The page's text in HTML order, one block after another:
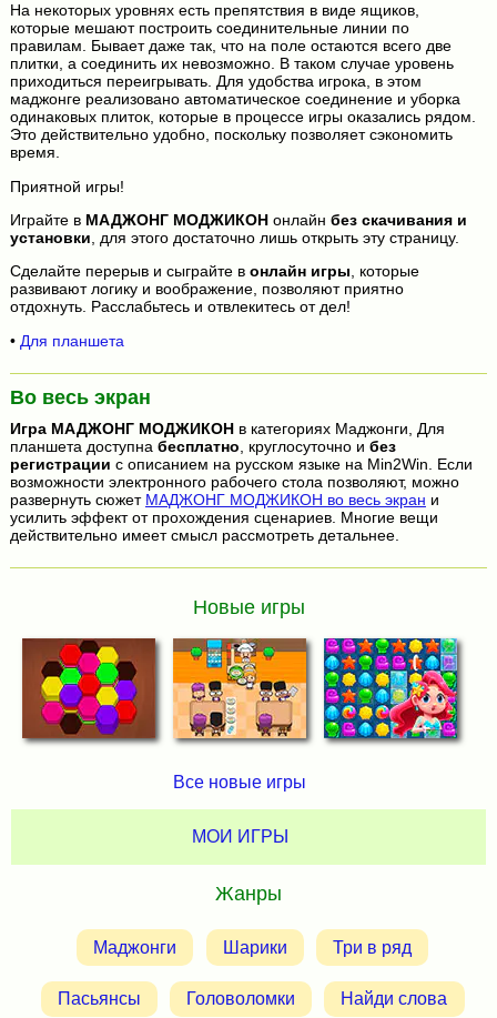
На некоторых уровнях есть препятствия в виде ящиков,
которые мешают построить соединительные линии по
правилам. Бывает даже так, что на поле остаются всего две
плитки, а соединить их невозможно. В таком случае уровень
приходиться переигрывать. Для удобства игрока, в этом
маджонге реализовано автоматическое соединение и уборка
одинаковых плиток, которые в процессе игры оказались рядом.
Это действительно удобно, поскольку позволяет сэкономить
время.
Приятной игры!
Играйте в МАДЖОНГ МОДЖИКОНонлайн без скачивания и
установки , для этого достаточно лишь открыть эту страницу.
Сделайте перерыв и сыграйте в онлайн игры, которые
развивают логику и воображение, позволяют приятно
отдохнуть. Расслабьтесь и отвлекитесь от дел!
• Для планшета
Во весь экран
Игра МАДЖОНГ МОДЖИКОНв категориях Маджонги, Для
планшета доступна бесплатно , круглосуточно и без
регистрации с описанием на русском языке на Min2Win. Если
возможности электронного рабочего стола позволяют, можно
развернуть сюжет МАДЖОНГ МОДЖИКОН во весь экран и
усилить эффект от прохождения сценариев. Многие вещи
действительно имеет смысл рассмотреть детальнее.
Новые игры
Все новые игры
МОИ ИГРЫ
Жанры
Маджонги Шарики Три в ряд
Пасьянсы Головоломки Найди слова